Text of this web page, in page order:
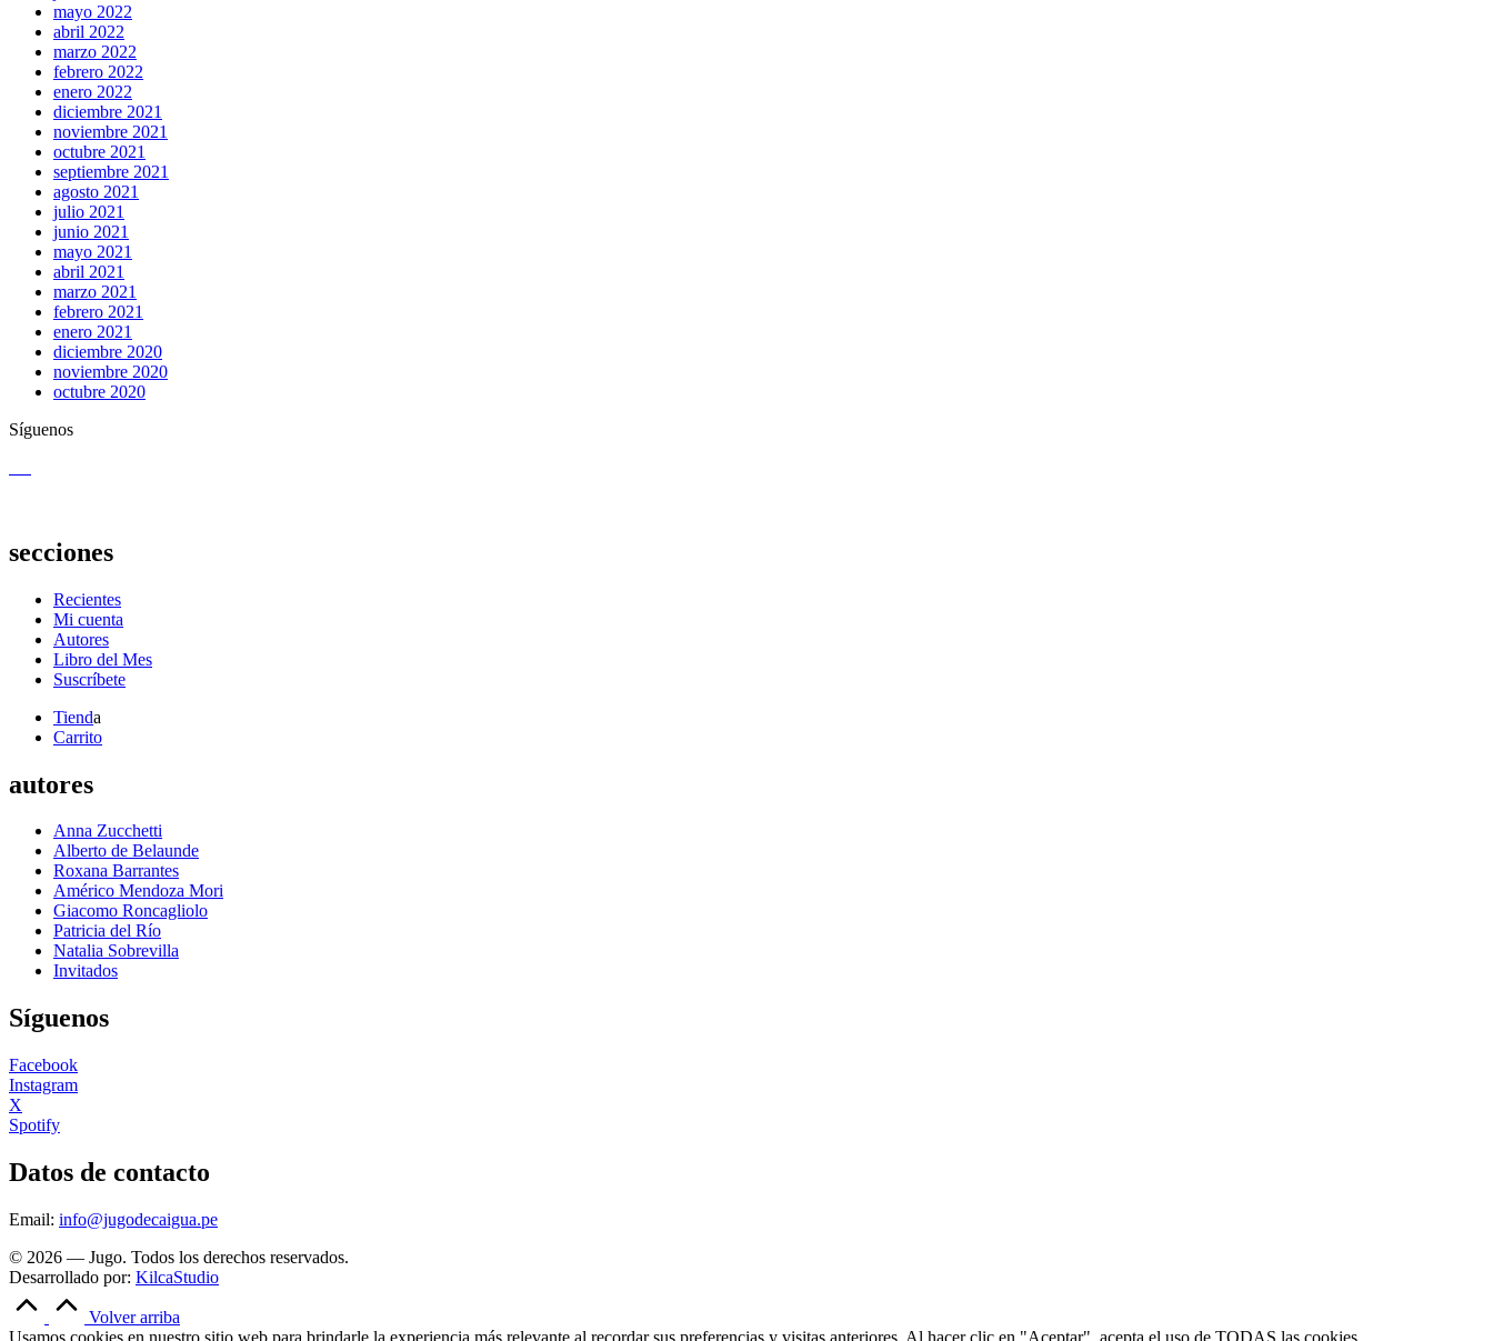
mayo 2022
abril 2022
marzo 2022
febrero 2022
enero 2022
diciembre 2021
noviembre 2021
octubre 2021
septiembre 2021
agosto 2021
julio 2021
junio 2021
mayo 2021
abril 2021
marzo 2021
febrero 2021
enero 2021
diciembre 2020
noviembre 2020
octubre 2020
Síguenos
secciones
Recientes
Mi cuenta
Autores
Libro del Mes
Suscríbete
Tienda
Carrito
autores
Anna Zucchetti
Alberto de Belaunde
Roxana Barrantes
Américo Mendoza Mori
Giacomo Roncagliolo
Patricia del Río
Natalia Sobrevilla
Invitados
Síguenos
Facebook
Instagram
X
Spotify
Datos de contacto
Email: info@jugodecaigua.pe
© 2026 — Jugo. Todos los derechos reservados.
Desarrollado por: KilcaStudio
Volver arriba
Usamos cookies en nuestro sitio web para brindarle la experiencia más relevante al recordar sus preferencias y visitas anteriores. Al hacer clic en "Aceptar", acepta el uso de TODAS las cookies.